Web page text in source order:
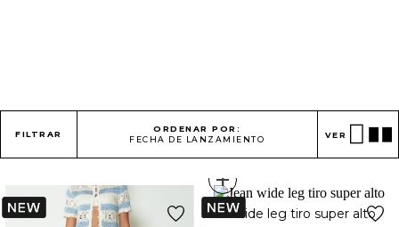
FILTRAR
ORDENAR POR:
FECHA DE LANZAMIENTO
VER
+
Jean wide leg tiro super alto